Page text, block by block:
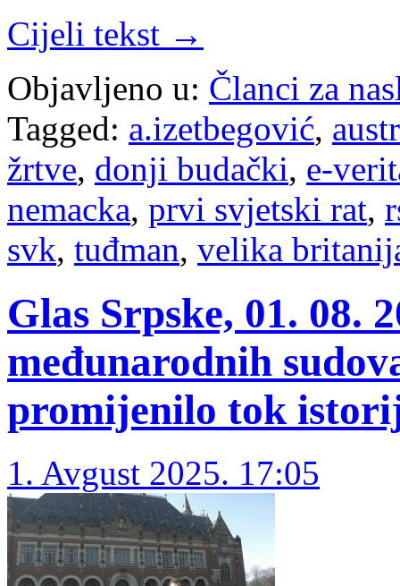
Cijeli tekst →
Objavljeno u: Članci za
Tagged: a.izetbegović,
žrtve, donji budački, e-
nemacka, prvi svjetski rat,
svk, tuđman, velika
Glas Srpske, 01. 08.
međunarodnih
promijenilo tok
1. Avgust 2025. 17:05